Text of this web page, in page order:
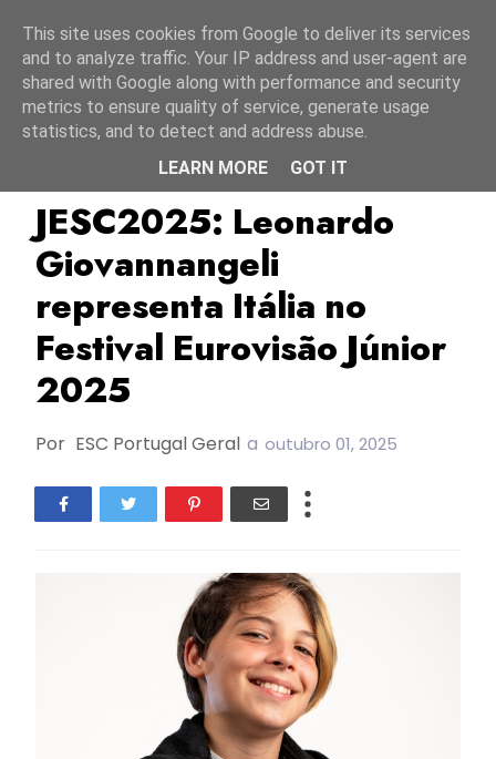
JESC2025 Leonardo Giovannangeli
JESC2025: Leonardo
Giovannangeli
representa Itália no
Festival Eurovisão Júnior
2025
Por ESC Portugal Geral a outubro 01, 2025
This site uses cookies from Google to deliver its services
and to analyze traffic. Your IP address and user-agent are
shared with Google along with performance and security
metrics to ensure quality of service, generate usage
statistics, and to detect and address abuse.
LEARN MORE
GOT IT